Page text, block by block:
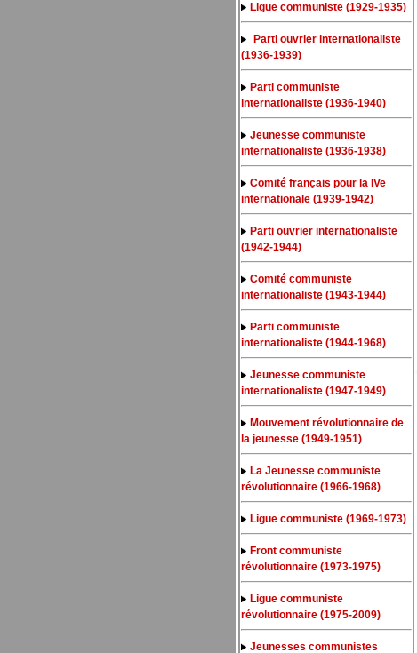
Ligue communiste (1929-1935)
Parti ouvrier internationaliste
(1936-1939)
Parti communiste
internationaliste (1936-1940)
Jeunesse communiste
internationaliste (1936-1938)
Comité français pour la IVe
internationale (1939-1942)
Parti ouvrier internationaliste
(1942-1944)
Comité communiste
internationaliste (1943-1944)
Parti communiste
internationaliste (1944-1968)
Jeunesse communiste
internationaliste (1947-1949)
Mouvement révolutionnaire de
la jeunesse (1949-1951)
La Jeunesse communiste
révolutionnaire (1966-1968)
Ligue communiste (1969-1973)
Front communiste
révolutionnaire (1973-1975)
Ligue communiste
révolutionnaire (1975-2009)
Jeunesses communistes